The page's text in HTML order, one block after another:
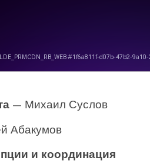
— Михаил Суслов
Абакумов
и координация